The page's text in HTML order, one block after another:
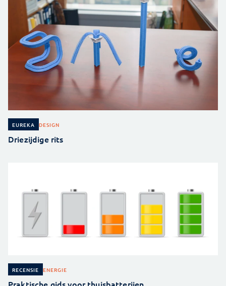
EUREKA DESIGN
Driezijdige rits
RECENSIE ENERGIE
Praktische gids voor thuisbatterijen